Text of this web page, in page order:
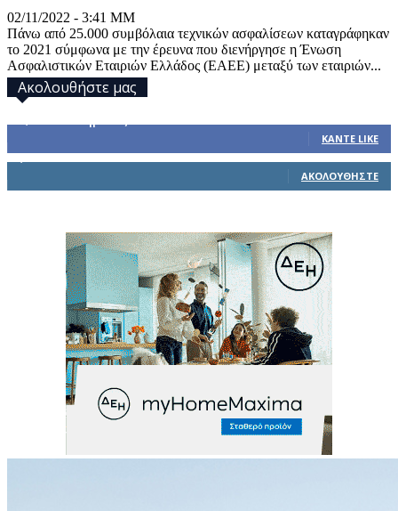
02/11/2022 - 3:41 ΜΜ
Πάνω από 25.000 συμβόλαια τεχνικών ασφαλίσεων καταγράφηκαν
το 2021 σύμφωνα με την έρευνα που διενήργησε η Ένωση
Ασφαλιστικών Εταιριών Ελλάδος (ΕΑΕΕ) μεταξύ των εταιριών...
Ακολουθήστε μας
ΚΆΝΤΕ LIKE
ΑΚΟΛΟΥΘΉΣΤΕ